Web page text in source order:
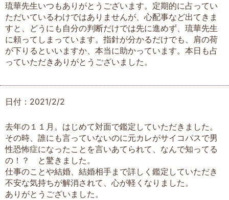
琉華先生いつもありがとうございます。定期的に占ってい
ただいているわけではありませんが、心配事など出てきま
すと、どうにも自分の判断だけでは先に進めず、琉華先生
に頼ってしまっています。指針が分かるだけでも、肩の荷
が下りるといいますか、本当に助かっています。本日も占
っていただきありがとうございました。
日付：2021/2/2
去年の１１月。はじめて対面で鑑定していただきました。
その時、誰にも言っていないのに元カレがサイコパスで男
性恐怖症になったことを言いあてられて、なんで知ってる
の！？ と驚きました。
仕事のことや結婚、結婚相手まで詳しく鑑定していただき
不安な気持ちが解消されて、心が軽くなりました。
ありがとうございました。